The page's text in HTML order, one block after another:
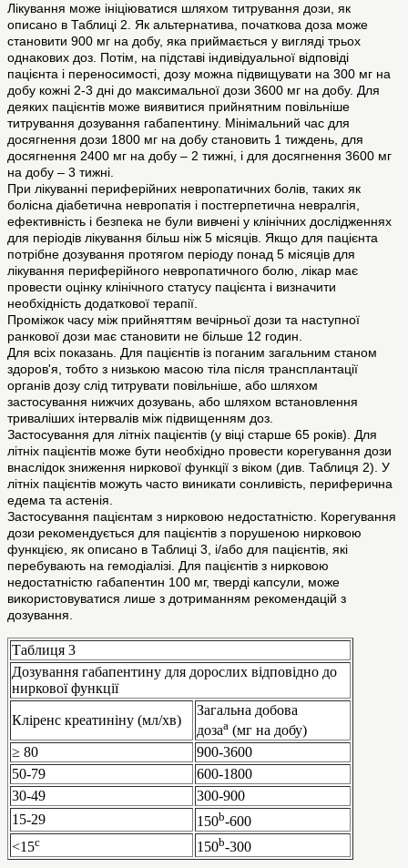
Лікування може ініціюватися шляхом титрування дози, як
описано в Таблиці 2. Як альтернатива, початкова доза може
становити 900 мг на добу, яка приймається у вигляді трьох
однакових доз. Потім, на підставі індивідуальної відповіді
пацієнта і переносимості, дозу можна підвищувати на 300 мг на
добу кожні 2-3 дні до максимальної дози 3600 мг на добу. Для
деяких пацієнтів може виявитися прийнятним повільніше
титрування дозування габапентину. Мінімальний час для
досягнення дози 1800 мг на добу становить 1 тиждень, для
досягнення 2400 мг на добу – 2 тижні, і для досягнення 3600 мг
на добу – 3 тижні.
При лікуванні периферійних невропатичних болів, таких як
болісна діабетична невропатія і постгерпетична невралгія,
ефективність і безпека не були вивчені у клінічних дослідженнях
для періодів лікування більш ніж 5 місяців. Якщо для пацієнта
потрібне дозування протягом періоду понад 5 місяців для
лікування периферійного невропатичного болю, лікар має
провести оцінку клінічного статусу пацієнта і визначити
необхідність додаткової терапії.
Проміжок часу між прийняттям вечірньої дози та наступної
ранкової дози має становити не більше 12 годин.
Для всіх показань. Для пацієнтів із поганим загальним станом
здоров'я, тобто з низькою масою тіла після трансплантації
органів дозу слід титрувати повільніше, або шляхом
застосування нижчих дозувань, або шляхом встановлення
триваліших інтервалів між підвищенням доз.
Застосування для літніх пацієнтів (у віці старше 65 років). Для
літніх пацієнтів може бути необхідно провести корегування дози
внаслідок зниження ниркової функції з віком (див. Таблиця 2). У
літніх пацієнтів можуть часто виникати сонливість, периферична
едема та астенія.
Застосування пацієнтам з нирковою недостатністю. Корегування
дози рекомендується для пацієнтів з порушеною нирковою
функцією, як описано в Таблиці 3, і/або для пацієнтів, які
перебувають на гемодіалізі. Для пацієнтів з нирковою
недостатністю габапентин 100 мг, тверді капсули, може
використовуватися лише з дотриманням рекомендацій з
дозування.
Таблиця 3
Дозування габапентину для дорослих відповідно до
ниркової функції
Кліренс креатиніну (мл/хв)
Загальна добова
дозаа (мг на добу)
≥ 80
900-3600
50-79
600-1800
30-49
300-900
15-29
150b-600
<15c 150b-300